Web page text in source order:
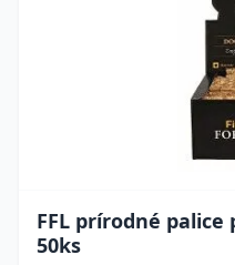
FFL prírodné palice
50ks